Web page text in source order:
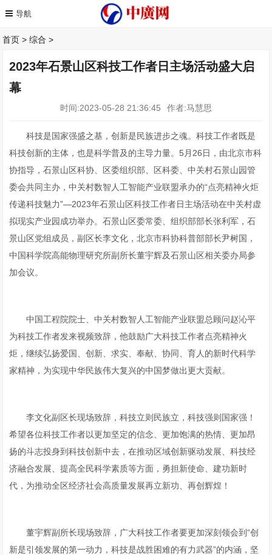
首页 >综合 >
2023年石景山区科技工作者日主场活动盛大启
幕
时间:2023-05-28 21:36:45 作者:马慧思
科技是国家强盛之基，创新是民族进步之魂。科技工作者既是
科技创新的主体，也是科学普及的主导力量。5月26日，由北京市科
协指导，石景山区科协、区委组织部、区科委、中关村石景山园管
委会共同主办，中关村数智人工智能产业联盟承办的“点亮精神火炬
传递科技魅力”—2023年石景山区科技工作者日主场活动在中关村虚
拟现实产业园成功举办。石景山区委常委、组织部部长张利军，石
景山区党组成员，副区长李文化，北京市科协科普部部长尹树国，
中国科学院高能物理研究所副所长董宇辉及石景山区相关委办局参
加会议。
中国工程院院士、中关村数智人工智能产业联盟总顾问赵沁平
为科技工作者发来视频致辞，他鼓励广大科技工作者点亮精神火
炬，继续弘扬爱国、创新、求实、奉献、协同、育人的新时代科学
家精神，为实现中华民族伟大复兴的中国梦做出更大贡献。
李文化副区长现场致辞，科技立则民族立，科技强则国家强！
希望各位科技工作者以更加坚定的信念、更加饱满的热情、更加昂
扬的斗志投身到科技创新中去，在推动区域创新驱动发展、科技经
济融合发展、提高全民科学素质等方面，勇担新使命、建功新时
代，为推动全区经济社会高质量发展再立新功、再创辉煌！
董宇辉副所长现场致辞，广大科技工作者要更加深刻领会到“创
新是引领发展的第一动力，科技是战胜困难的有力武器”的内涵，坚